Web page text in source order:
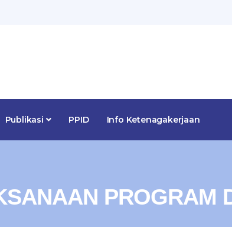
Publikasi PPID Info Ketenagakerjaan
PROGRAM